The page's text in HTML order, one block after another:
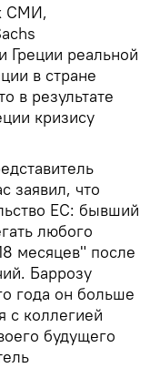
СМИ,
Греции реальной
в стране
в результате
кризису
заявил, что
ЕС: бывший
любого
месяцев" после
Баррозу
года он больше
с коллегией
будущего